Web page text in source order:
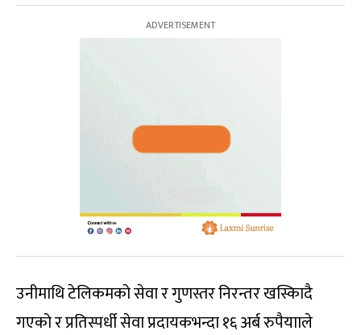
उनीमाथि टेलिकमको सेवा र गुणस्तर निरन्तर खस्किादै
गएको र प्रतिस्पर्धी सेवा प्रदायकभन्दा १६ अर्ब रुपैयााले